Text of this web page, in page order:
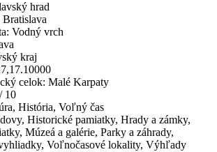
hrad
Bratislava
Vodný vrch
kraj
celok: Malé Karpaty
/ 10
História, Voľný čas
Historické pamiatky, Hrady a zámky,
Múzeá a galérie, Parky a záhrady,
Voľnočasové lokality, Výhľady